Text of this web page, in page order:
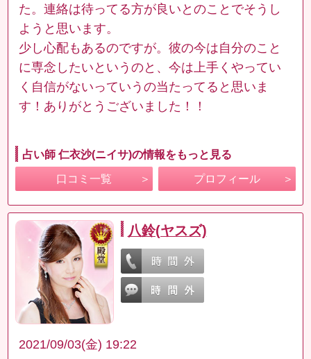
た。連絡は待ってる方が良いとのことでそうし
ようと思います。
少し心配もあるのですが。彼の今は自分のこと
に専念したいというのと、今は上手くやってい
く自信がないっていうの当たってると思いま
す！ありがとうございました！！
占い師 仁衣沙(ニイサ)の情報をもっと見る
口コミ一覧 プロフィール
八鈴(ヤスズ)
2021/09/03(金) 19:22